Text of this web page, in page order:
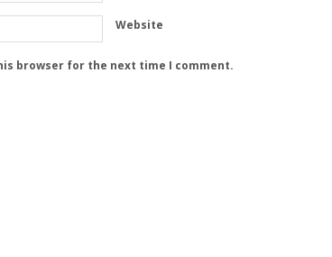
Website
browser for the next time I comment.